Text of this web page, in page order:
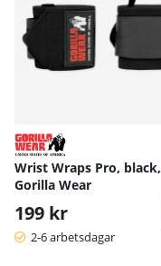
Wrist Wraps Pro, black,
Gorilla Wear
199 kr
2-6 arbetsdagar